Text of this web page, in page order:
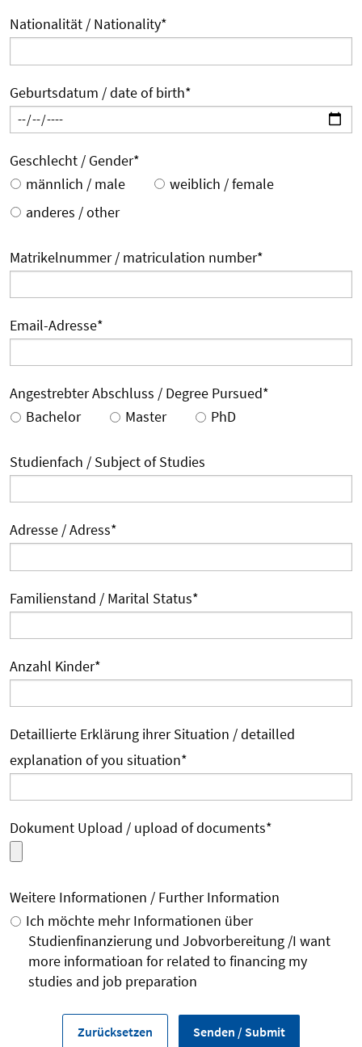
Nationalität / Nationality*
Geburtsdatum / date of birth*
Geschlecht / Gender*
männlich / male
weiblich / female
anderes / other
Matrikelnummer / matriculation number*
Email-Adresse*
Angestrebter Abschluss / Degree Pursued*
Bachelor
Master PhD
Studienfach / Subject of Studies
Adresse / Adress*
Familienstand / Marital Status*
Anzahl Kinder*
Detaillierte Erklärung ihrer Situation / detailled
explanation of you situation*
Dokument Upload / upload of documents*
Weitere Informationen / Further Information
Ich möchte mehr Informationen über
Studienfinanzierung und Jobvorbereitung /I want
more informatioan for related to financing my
studies and job preparation